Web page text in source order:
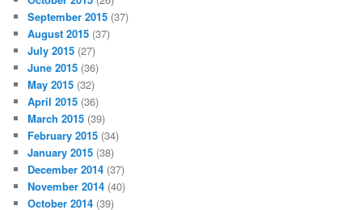
September 2015 (37)
August 2015 (37)
July 2015 (27)
June 2015 (36)
May 2015 (32)
April 2015 (36)
March 2015 (39)
February 2015 (34)
January 2015 (38)
December 2014 (37)
November 2014 (40)
October 2014 (39)